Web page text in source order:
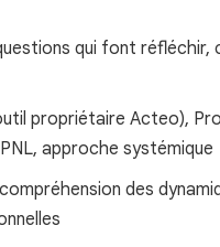
qui font réfléchir,
propriétaire Acteo),
approche systémique
des